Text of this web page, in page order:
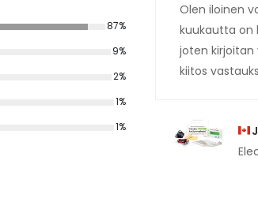
87%
9%
2%
1%
1%
Olen iloinen
kuukautta on
joten kirjoitan
kiitos